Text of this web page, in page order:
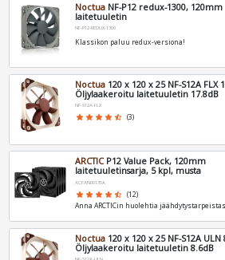
Noctua NF-P12 redux-1300, 120mm
laitetuuletin
NF-P12-REDUX-1300
Klassikon paluu redux-versiona!
Noctua 120 x 120 x 25 NF-S12A FLX
Öljylaakeroitu laitetuuletin 17.8dB
NF-S12A-FLX
star star star star star_half (3)
ARCTICP12 Value Pack, 120mm
laitetuuletinsarja, 5 kpl, musta
ACFAN00135A
star star star star star_half (12)
Anna ARCTICin huolehtia
Noctua 120 x 120 x 25 NF-S12A
Öljylaakeroitu laitetuuletin 8.6dB